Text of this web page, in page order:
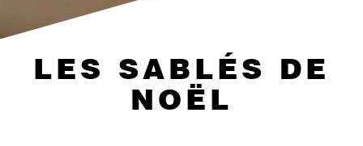
LES SABLÉS DE
NOËL